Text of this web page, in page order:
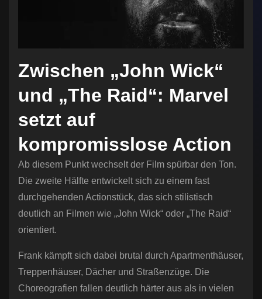
Zwischen „John Wick“
und „The Raid“: Marvel
setzt auf
kompromisslose Action
Ab diesem Punkt wechselt der Film spürbar den Ton.
Die zweite Hälfte entwickelt sich zu einem fast
durchgehenden Actionstück, das sich stilistisch
deutlich an Filmen wie „John Wick“ oder „The Raid“
orientiert.
Frank kämpft sich dabei brutal durch Apartmenthäuser,
Treppenhäuser, Dächer und Straßenzüge. Die
Choreografien fallen deutlich härter aus als in vielen